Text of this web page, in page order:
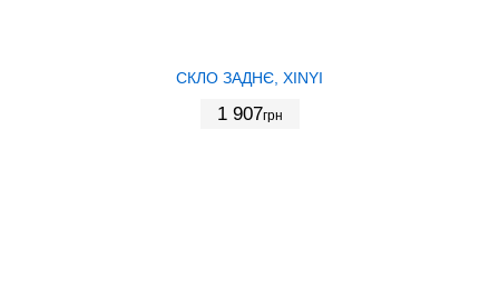
СКЛО ЗАДНЄ, XINYI
1 907грн